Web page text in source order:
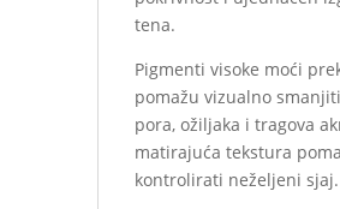
tena.
Pigmenti visoke moći
pomažu vizualno
pora, ožiljaka i tragova
matirajuća tekstura
kontrolirati neželjeni sjaj.